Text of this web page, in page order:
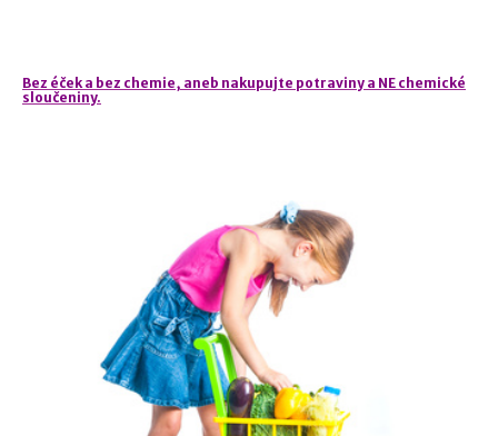
Bez éček a bez chemie, aneb nakupujte potraviny a NE chemické
sloučeniny.